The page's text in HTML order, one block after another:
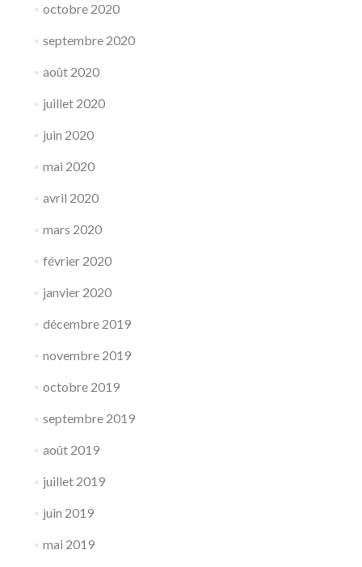
octobre 2020
septembre 2020
août 2020
juillet 2020
juin 2020
mai 2020
avril 2020
mars 2020
février 2020
janvier 2020
décembre 2019
novembre 2019
octobre 2019
septembre 2019
août 2019
juillet 2019
juin 2019
mai 2019